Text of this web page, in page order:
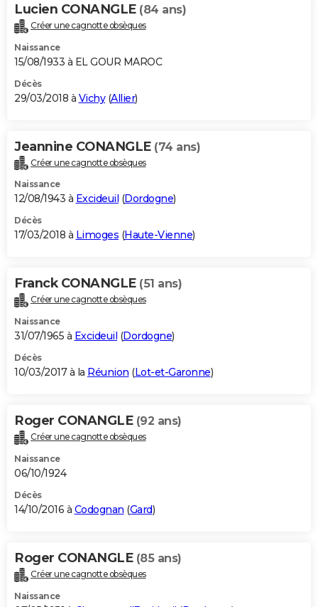
Lucien CONANGLE (84 ans)
Créer une cagnotte obsèques
Naissance
15/08/1933 à EL GOUR MAROC
Décès
29/03/2018 à Vichy(Allier)
Jeannine CONANGLE (74 ans)
Créer une cagnotte obsèques
Naissance
12/08/1943 à Excideuil (Dordogne)
Décès
17/03/2018 à Limoges (Haute-Vienne)
Franck CONANGLE (51 ans)
Créer une cagnotte obsèques
Naissance
31/07/1965 à Excideuil (Dordogne)
Décès
10/03/2017 à la Réunion (Lot-et-Garonne)
Roger CONANGLE (92 ans)
Créer une cagnotte obsèques
Naissance
06/10/1924
Décès
14/10/2016 à Codognan (Gard)
Roger CONANGLE (85 ans)
Créer une cagnotte obsèques
Naissance